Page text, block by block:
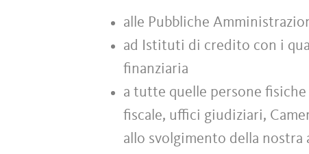
alle Pubbliche
ad Istituti di credito con i
finanziaria
a tutte quelle persone
fiscale, uffici giudiziari,
allo svolgimento della nostra